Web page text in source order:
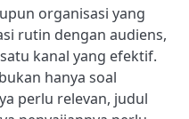
organisasi yang
rutin dengan audiens,
kanal yang efektif.
hanya soal
perlu relevan, judul